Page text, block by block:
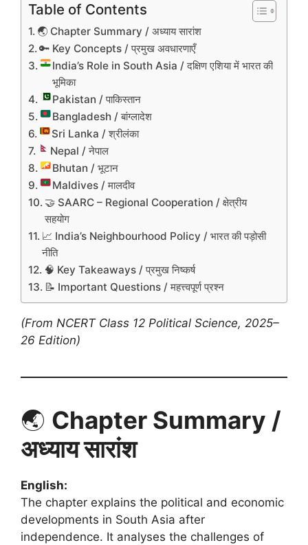
Table of Contents
🌏 Chapter Summary / अध्याय सारांश
🔑 Key Concepts / प्रमुख अवधारणाएँ
India’s Role in South Asia / दक्षिण एशिया में भारत की
भूमिका
Pakistan / पाकिस्तान
Bangladesh / बांग्लादेश
Sri Lanka / श्रीलंका
Nepal / नेपाल
Bhutan / भूटान
Maldives / मालदीव
🤝 SAARC – Regional Cooperation / क्षेत्रीय
सहयोग
📈 India’s Neighbourhood Policy / भारत की पड़ोसी
नीति
🧠 Key Takeaways / प्रमुख निष्कर्ष
📝 Important Questions / महत्त्वपूर्ण प्रश्न
(From NCERT Class 12 Political Science, 2025–
26 Edition)
🌏 Chapter Summary /
अध्याय सारांश
English:
The chapter explains the political and economic
developments in South Asia after
independence. It analyses the challenges of